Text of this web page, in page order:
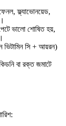
ফ্ল্যাভোনয়েড,
ভালো শোষিত হয়,
ভিটামিন সি + আয়রন)
বা রক্ত জমাটে